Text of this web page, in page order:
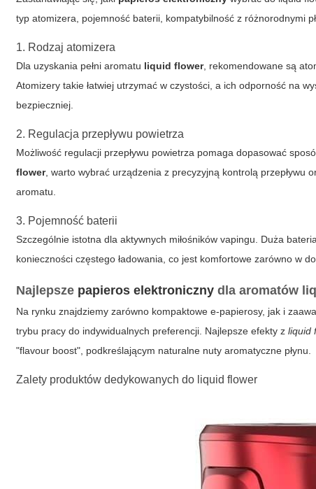
typ atomizera, pojemność baterii, kompatybilność z różnorodnymi
1. Rodzaj atomizera
Dla uzyskania pełni aromatu liquid flower, rekomendowane są
Atomizery takie łatwiej utrzymać w czystości, a ich odporność na
bezpieczniej.
2. Regulacja przepływu powietrza
Możliwość regulacji przepływu powietrza pomaga dopasować
flower, warto wybrać urządzenia z precyzyjną kontrolą przepływu
aromatu.
3. Pojemność baterii
Szczególnie istotna dla aktywnych miłośników vapingu. Duża
konieczności częstego ładowania, co jest komfortowe zarówno w
Najlepsze papieros elektroniczny dla aromatów
Na rynku znajdziemy zarówno kompaktowe e-papierosy, jak i
trybu pracy do indywidualnych preferencji. Najlepsze efekty zliquid
"flavour boost", podkreślającym naturalne nuty aromatyczne płynu.
Zalety produktów dedykowanych do liquid flower